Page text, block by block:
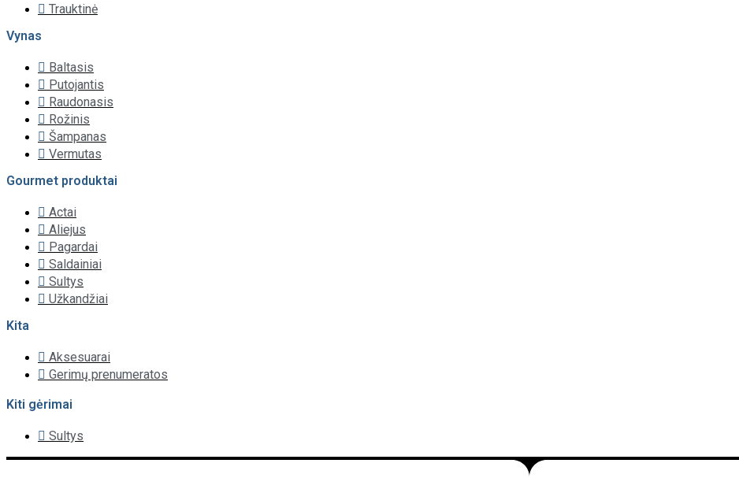
Trauktinė
Vynas
Baltasis
Putojantis
Raudonasis
Rožinis
Šampanas
Vermutas
Gourmet produktai
Actai
Aliejus
Pagardai
Saldainiai
Sultys
Užkandžiai
Kita
Aksesuarai
Gerimų prenumeratos
Kiti gėrimai
Sultys